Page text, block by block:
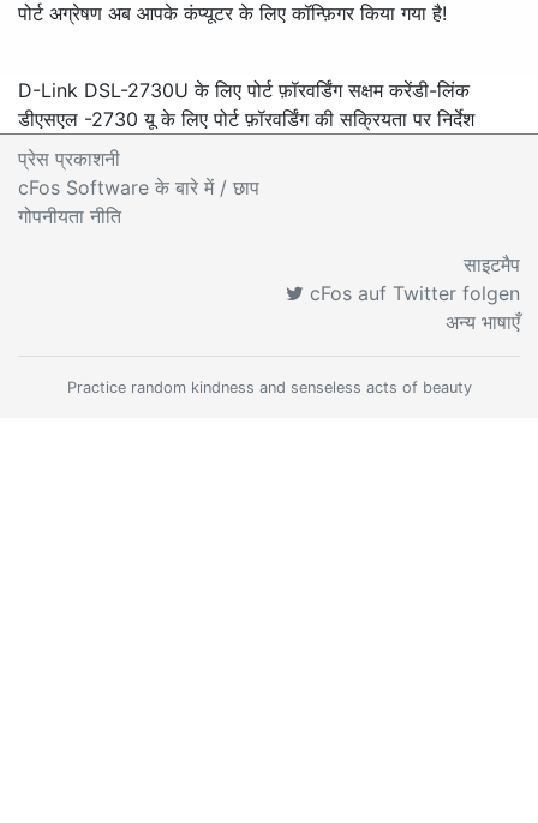
पोर्ट अग्रेषण अब आपके कंप्यूटर के लिए कॉन्फ़िगर किया गया है!
D-Link DSL-2730U के लिए पोर्ट फ़ॉरवर्डिंग सक्षम करेंडी-लिंक
डीएसएल -2730 यू के लिए पोर्ट फ़ॉरवर्डिंग की सक्रियता पर निर्देश
प्रेस प्रकाशनी
cFos Software के बारे में / छाप
गोपनीयता नीति
साइटमैप
cFos auf Twitter folgen
अन्य भाषाएँ
Practice random kindness and senseless acts of beauty